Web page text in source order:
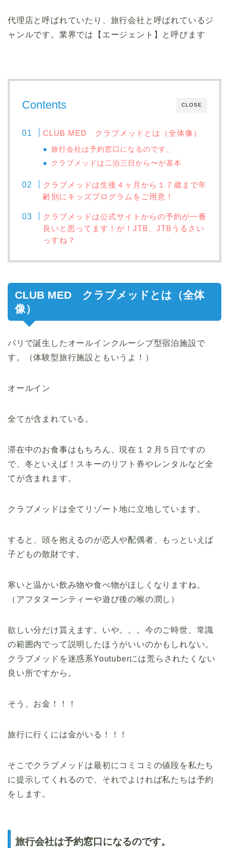
代理店と呼ばれていたり、旅行会社と呼ばれているジ
ャンルです。業界では【エージェント】と呼びます
CLOSE
Contents
CLUB MED クラブメッドとは（全体像）
旅行会社は予約窓口になるのです。
クラブメッドは二泊三日から〜が基本
クラブメッドは生後４ヶ月から１７歳まで年
齢別にキッズプログラムをご用意！
クラブメッドは公式サイトからの予約が一番
良いと思ってます！が！JTB、JTBうるさい
っすね？
CLUB MED クラブメッドとは（全体
像）
パリで誕生したオールインクルーシブ型宿泊施設で
す。（体験型旅行施設ともいうよ！）
オールイン
全てが含まれている。
滞在中のお食事はもちろん、現在１２月５日ですの
で、冬といえば！スキーのリフト券やレンタルなど全
てが含まれます。
クラブメッドは全てリゾート地に立地しています。
すると、頭を抱えるのが恋人や配偶者、もっといえば
子どもの散財です。
寒いと温かい飲み物や食べ物がほしくなりますね。
（アフタヌーンティーや遊び後の喉の潤し）
欲しい分だけ貰えます。いや。。。今のご時世、常識
の範囲内でって説明したほうがいいのかもしれない。
クラブメッドを迷惑系Youtuberには荒らされたくない
良い所ですから。
そう、お金！！！
旅行に行くには金がいる！！！
そこでクラブメッドは最初にコミコミの値段を私たち
に提示してくれるので、それでよければ私たちは予約
をします。
旅行会社は予約窓口になるのです。